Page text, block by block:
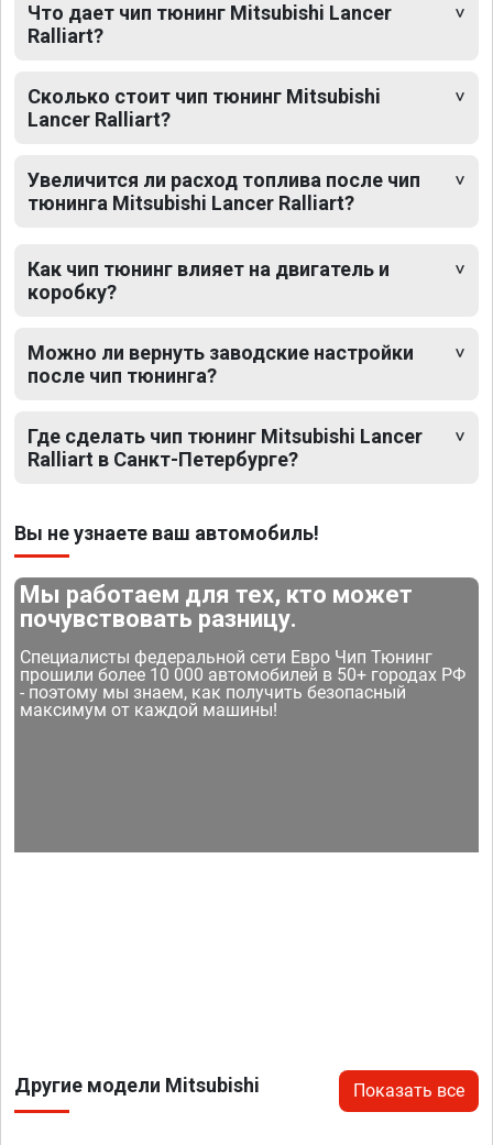
Что дает чип тюнинг Mitsubishi Lancer
Ralliart?
Сколько стоит чип тюнинг Mitsubishi
Lancer Ralliart?
Увеличится ли расход топлива после чип
тюнинга Mitsubishi Lancer Ralliart?
Как чип тюнинг влияет на двигатель и
коробку?
Можно ли вернуть заводские настройки
после чип тюнинга?
Где сделать чип тюнинг Mitsubishi Lancer
Ralliart в Санкт-Петербурге?
Вы не узнаете ваш автомобиль!
Мы работаем для тех, кто может
почувствовать разницу.
Специалисты федеральной сети Евро Чип Тюнинг
прошили более 10 000 автомобилей в 50+ городах РФ
- поэтому мы знаем, как получить безопасный
максимум от каждой машины!
Другие модели Mitsubishi Показать все